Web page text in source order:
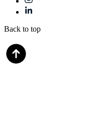
Back to top